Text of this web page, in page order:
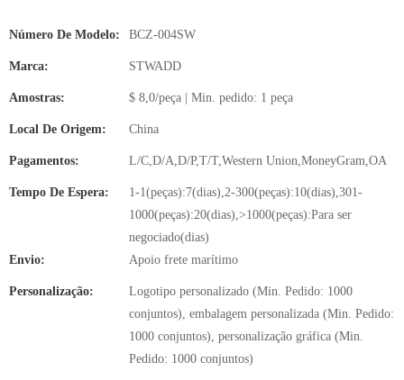
Número De Modelo: BCZ-004SW
Marca: STWADD
Amostras: $ 8,0/peça | Min. pedido: 1 peça
Local De Origem: China
Pagamentos: L/C,D/A,D/P,T/T,Western Union,MoneyGram,OA
Tempo De Espera:
1-1(peças):7(dias),2-300(peças):10(dias),301-
1000(peças):20(dias),>1000(peças):Para ser
negociado(dias)
Envio:
Apoio frete marítimo
Personalização:
Logotipo personalizado (Min. Pedido: 1000
conjuntos), embalagem personalizada (Min. Pedido:
1000 conjuntos), personalização gráfica (Min.
Pedido: 1000 conjuntos)